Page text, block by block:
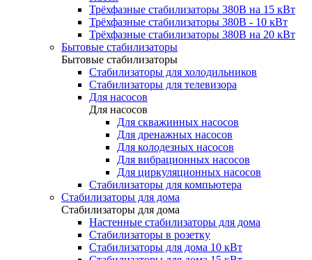
Трёхфазные стабилизаторы 380В на 15 кВт
Трёхфазные стабилизаторы 380В - 10 кВт
Трёхфазные стабилизаторы 380В на 20 кВт
Бытовые стабилизаторы
Бытовые стабилизаторы
Стабилизаторы для холодильников
Стабилизаторы для телевизора
Для насосов
Для насосов
Для скважинных насосов
Для дренажных насосов
Для колодезных насосов
Для вибрационных насосов
Для циркуляционных насосов
Стабилизаторы для компьютера
Стабилизаторы для дома
Стабилизаторы для дома
Настенные стабилизаторы для дома
Стабилизаторы в розетку
Стабилизаторы для дома 10 кВт